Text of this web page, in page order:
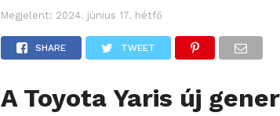
Megjelent: 2024. június 17. hétfő
SHARE TWEET
A Toyota Yaris új